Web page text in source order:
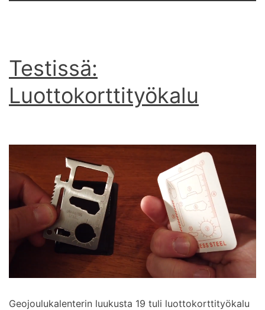
Testissä:
Luottokorttityökalu
Geojoulukalenterin luukusta 19 tuli luottokorttityökalu